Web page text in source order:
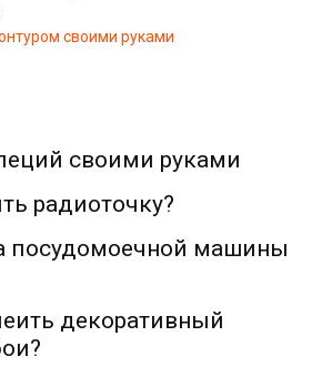
своими руками
своими руками
радиоточку?
посудомоечной машины
декоративный